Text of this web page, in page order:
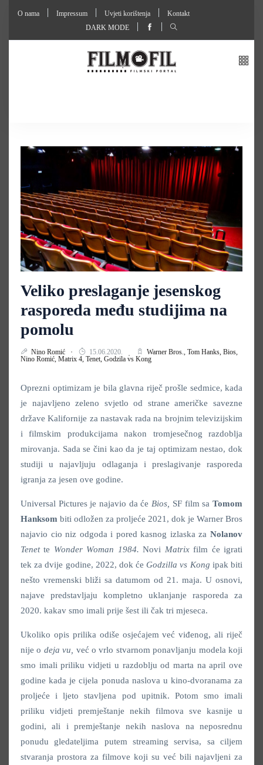
O nama Impressum Uvjeti korištenja
Kontakt
DARK MODE
Veliko preslaganje jesenskog
rasporeda među studijima na
pomolu
Nino Romić 15.06.2020. Warner Bros., Tom Hanks, Bios,
Nino Romić, Matrix 4, Tenet, Godzila vs Kong
Oprezni optimizam je bila glavna riječ prošle sedmice, kada
je najavljeno zeleno svjetlo od strane američke savezne
države Kalifornije za nastavak rada na brojnim televizijskim
i filmskim produkcijama nakon tromjesečnog razdoblja
mirovanja. Sada se čini kao da je taj optimizam nestao, dok
studiji u najavljuju odlaganja i preslagivanje rasporeda
igranja za jesen ove godine.
Universal Pictures je najavio da će Bios SF film saTomom
Hanksom biti odložen za proljeće 2021, dok je Warner Bros
najavio cio niz odgoda i pored kasnog izlaska za Nolanov
Tenette Wonder Woman 1984. Novi Matrixfilm će igrati
tek za dvije godine, 2022, dok ćeGodzilla vs Kong ipak biti
nešto vremenski bliži sa datumom od 21. maja. U osnovi,
najave predstavljaju kompletno uklanjanje rasporeda za
2020. kakav smo imali prije šest ili čak tri mjeseca.
Ukoliko opis prilika odiše osjećajem već viđenog, ali riječ
nije o deja vu
već o vrlo stvarnom ponavljanju modela koji
smo imali priliku vidjeti u razdoblju od marta na april ove
godine kada je cijela ponuda naslova u kino-dvoranama za
proljeće i ljeto stavljena pod upitnik. Potom smo imali
priliku vidjeti premještanje nekih filmova sve kasnije u
godini, ali i premještanje nekih naslova na neposrednu
ponudu gledateljima putem streaming servisa, sa ciljem
stvaranja prostora za filmove koji su već bili najavljeni za